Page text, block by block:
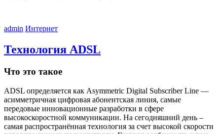
admin Интернет
Технология ADSL
Что это такое
ADSL определяется как Asymmetric Digital Subscriber Line —
асимметричная цифровая абонентская линия, самые
передовые инновационные разработки в сфере
высокоскоростной коммуникации. На сегодняшний день –
самая распространённая технология за счет высокой скорости